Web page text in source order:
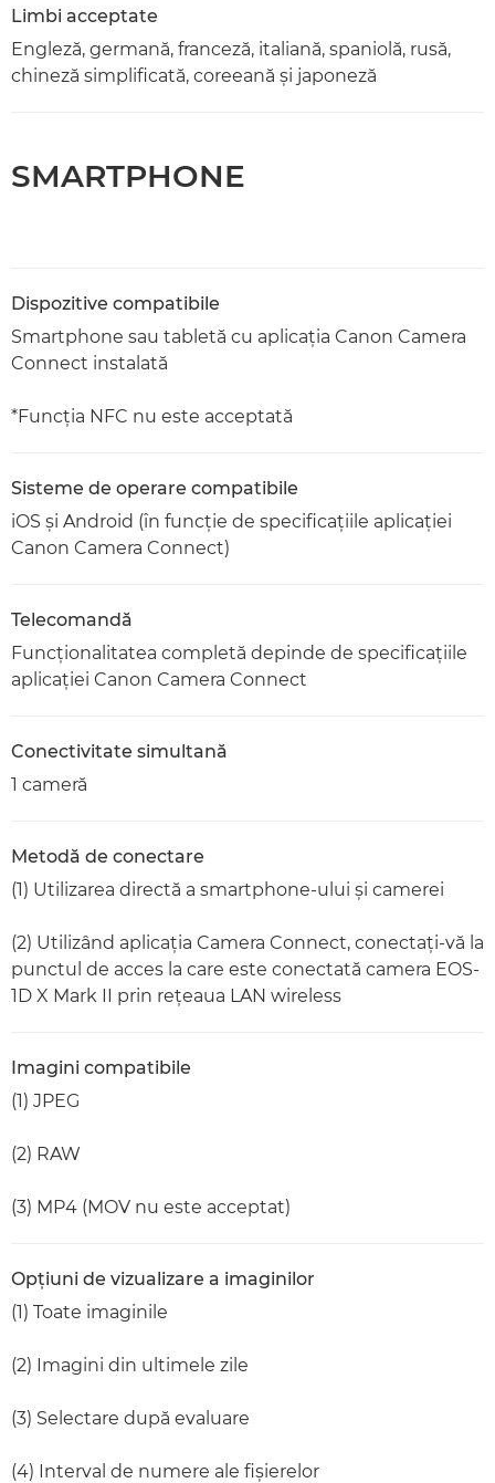
Limbi acceptate
Engleză, germană, franceză, italiană, spaniolă, rusă,
chineză simplificată, coreeană şi japoneză
SMARTPHONE
Dispozitive compatibile
Smartphone sau tabletă cu aplicaţia Canon Camera
Connect instalată
*Funcţia NFC nu este acceptată
Sisteme de operare compatibile
iOS şi Android (în funcţie de specificaţiile aplicaţiei
Canon Camera Connect)
Telecomandă
Funcţionalitatea completă depinde de specificaţiile
aplicaţiei Canon Camera Connect
Conectivitate simultană
1 cameră
Metodă de conectare
(1) Utilizarea directă a smartphone-ului şi camerei
(2) Utilizând aplicaţia Camera Connect, conectaţi-vă la
punctul de acces la care este conectată camera EOS-
1D X Mark II prin reţeaua LAN wireless
Imagini compatibile
(1) JPEG
(2) RAW
(3) MP4 (MOV nu este acceptat)
Opţiuni de vizualizare a imaginilor
(1) Toate imaginile
(2) Imagini din ultimele zile
(3) Selectare după evaluare
(4) Interval de numere ale fişierelor